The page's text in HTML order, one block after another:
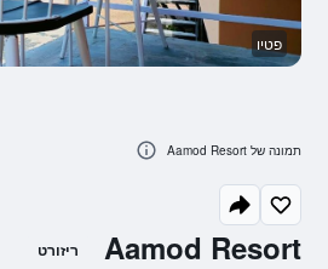
Aamod Resort ריזורט
פטיו
תמונה של Aamod Resort